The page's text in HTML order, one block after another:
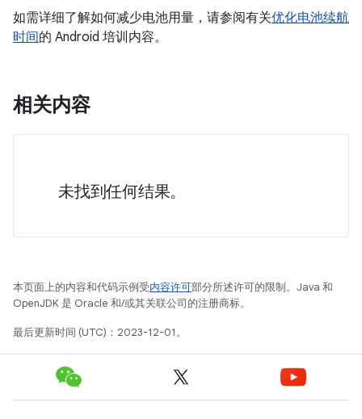
如需详细了解如何减少电池用量，请参阅有关优化电池续航
时间的 Android 培训内容。
相关内容
未找到任何结果。
本页面上的内容和代码示例受内容许可部分所述许可的限制。Java 和
OpenJDK 是 Oracle 和/或其关联公司的注册商标。
最后更新时间 (UTC)：2023-12-01。